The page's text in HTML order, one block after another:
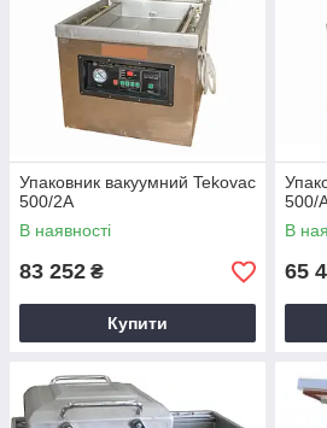
Упаковник вакуумний Tekovac
500/2A
В наявності
83 252 ₴
Купити
500/
В
65